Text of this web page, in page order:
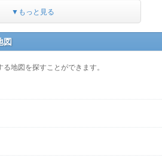
▼もっと見る
図
地図を探すことができます。